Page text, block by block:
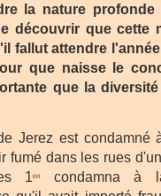
la nature profonde
découvrir que cette
fallut attendre
que naisse le
que la
Jerez est condamné
fumé dans les rues
1er
condamna à